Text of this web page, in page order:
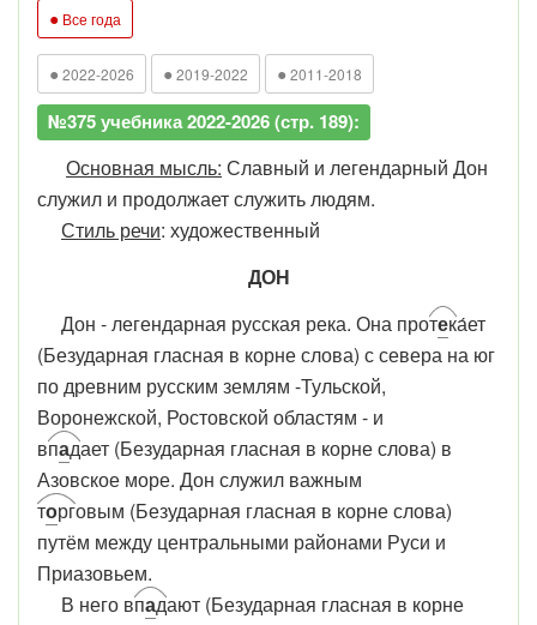
● Все года
● 2022-2026 ● 2019-2022 ● 2011-2018
№375 учебника 2022-2026 (стр. 189):
Основная мысль: Славный и легендарный Дон
служил и продолжает служить людям.
Стиль речи: художественный
ДОН
Дон - легендарная русская река. Она протека́ет
(Безударная гласная в корне слова) с севера на юг
по древним русским землям -Тульской,
Воронежской, Ростовской областям - и
впадает (Безударная гласная в корне слова) в
Азовское море. Дон служил важным
торговым (Безударная гласная в корне слова)
путём между центральными районами Руси и
Приазовьем.
В него впадают (Безударная гласная в корне